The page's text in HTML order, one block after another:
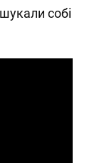
собі